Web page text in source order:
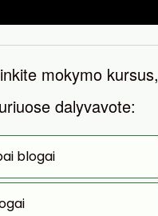
mokymo kursus,
dalyvavote:
blogai